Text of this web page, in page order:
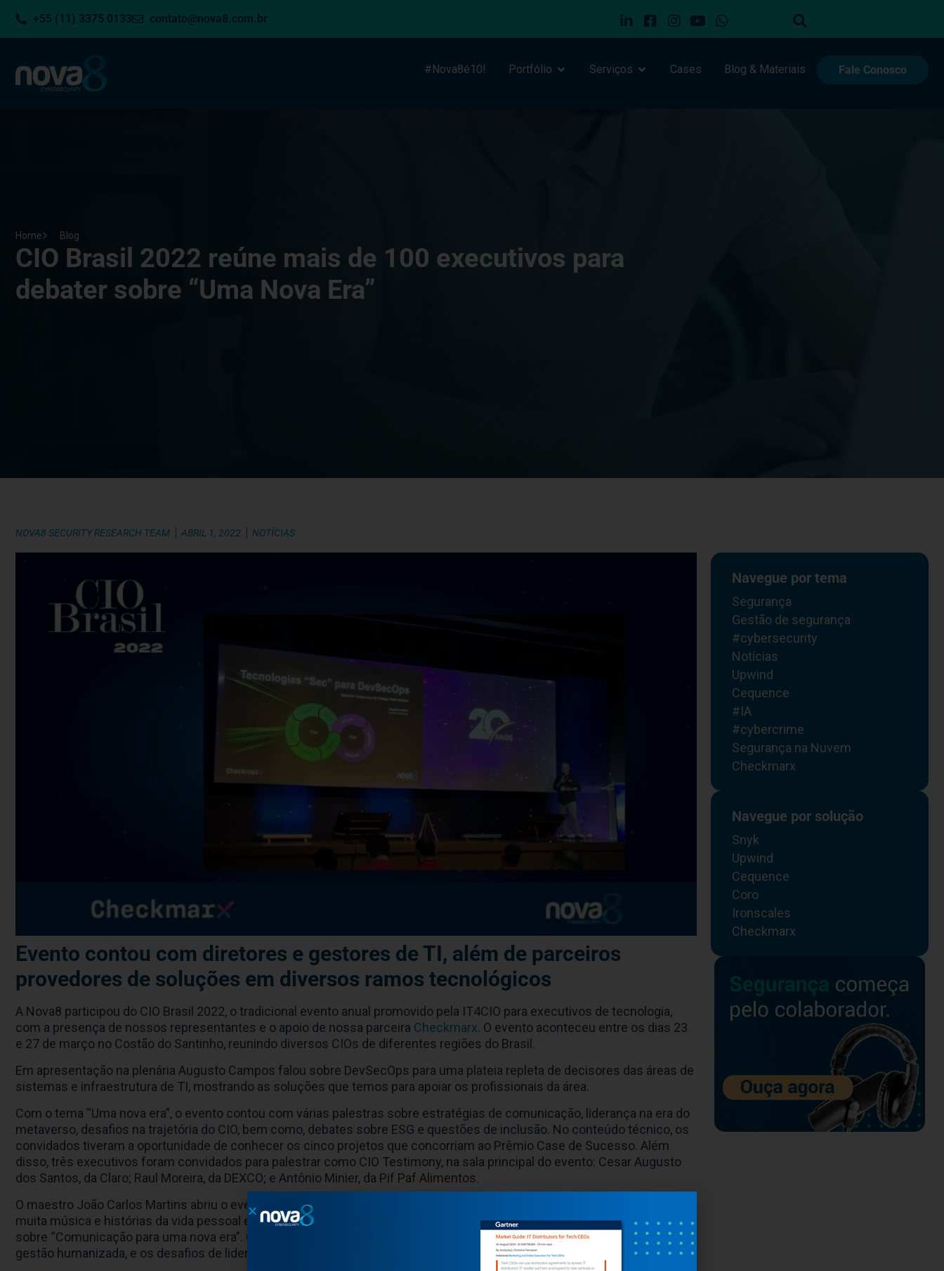
+55 (11) 3375 0133 contato@nova8.com.br
#Nova8é10! Portfólio Serviços Cases Blog & Materiais Fale Conosco
Home Blog
CIO Brasil 2022 reúne mais de 100 executivos para
debater sobre “Uma Nova Era”
NOVA8 SECURITY RESEARCH TEAM ABRIL 1, 2022 NOTÍCIAS
Evento contou com diretores e gestores de TI, além de parceiros
provedores de soluções em diversos ramos tecnológicos
A Nova8 participou do CIO Brasil 2022, o tradicional evento anual promovido pela IT4CIO para executivos de tecnologia,
com a presença de nossos representantes e o apoio de nossa parceira Checkmarx. O evento aconteceu entre os dias 23
e 27 de março no Costão do Santinho, reunindo diversos CIOs de diferentes regiões do Brasil.
Em apresentação na plenária Augusto Campos falou sobre DevSecOps para uma plateia repleta de decisores das áreas de
sistemas e infraestrutura de TI, mostrando as soluções que temos para apoiar os profissionais da área.
Com o tema “Uma nova era”, o evento contou com várias palestras sobre estratégias de comunicação, liderança na era do
metaverso, desafios na trajetória do CIO, bem como, debates sobre ESG e questões de inclusão. No conteúdo técnico, os
convidados tiveram a oportunidade de conhecer os cinco projetos que concorriam ao Prêmio Case de Sucesso. Além
disso, três executivos foram convidados para palestrar como CIO Testimony, na sala principal do evento: Cesar Augusto
dos Santos, da Claro; Raul Moreira, da DEXCO; e Antônio Minier, da Pif Paf Alimentos.
O maestro João Carlos Martins abriu o evento com uma palestra-show. A atividade, que lotou a plenária, foi marcada por
muita música e histórias da vida pessoal e profissional do músico. Na quinta-feira (24), Marc Tawil comandou uma palestra
sobre “Comunicação para uma nova era”. O palestrante, que é escritor e jornalista, comentou sobre o futuro do trabalho,
gestão humanizada, e os desafios de liderar equipes híbridas e mistas.
Navegue por tema
Segurança
Gestão de segurança
#cybersecurity
Notícias
Upwind
Cequence
#IA
#cybercrime
Segurança na Nuvem
Checkmarx
Navegue por solução
Snyk
Upwind
Cequence
Coro
Ironscales
Checkmarx